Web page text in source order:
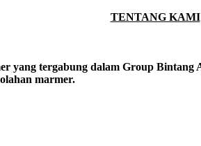
TENTANG KAMI
yang tergabung dalam Group
marmer.